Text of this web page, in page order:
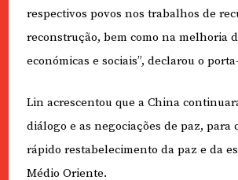
respectivos povos nos trabalhos de
reconstrução, bem como na melhoria
económicas e sociais”, declarou o
Lin acrescentou que a China
diálogo e as negociações de paz, para
rápido restabelecimento da paz e da
Médio Oriente.